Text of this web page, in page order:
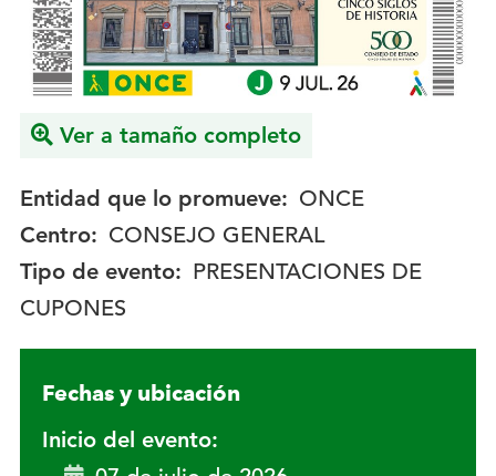
Ver a tamaño completo
Entidad que lo promueve: ONCE
Centro: CONSEJO GENERAL
Tipo de evento: PRESENTACIONES DE
CUPONES
Fechas y ubicación
Inicio del evento: